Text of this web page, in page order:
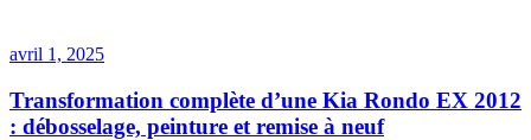
avril 1, 2025
Transformation complète d’une Kia Rondo EX 2012
: débosselage, peinture et remise à neuf